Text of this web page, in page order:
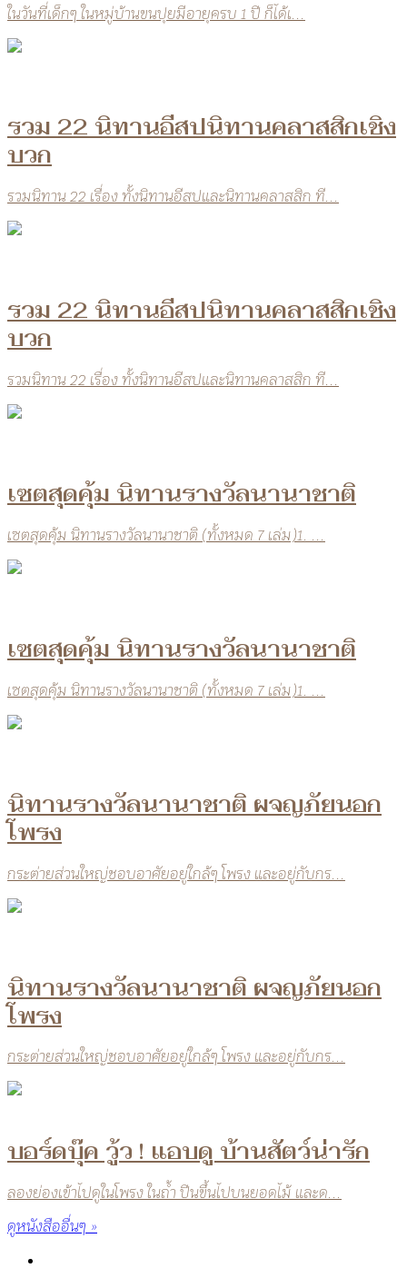
ในวันที่เด็กๆ ในหมู่บ้านขนปุยมีอายุครบ 1 ปี ก็ได้เ...
รวม 22 นิทานอีสปนิทานคลาสสิกเชิง
บวก
รวมนิทาน 22 เรื่อง ทั้งนิทานอีสปและนิทานคลาสสิก ที...
รวม 22 นิทานอีสปนิทานคลาสสิกเชิง
บวก
รวมนิทาน 22 เรื่อง ทั้งนิทานอีสปและนิทานคลาสสิก ที...
เซตสุดคุ้ม นิทานรางวัลนานาชาติ
เซตสุดคุ้ม นิทานรางวัลนานาชาติ (ทั้งหมด 7 เล่ม)1. ...
เซตสุดคุ้ม นิทานรางวัลนานาชาติ
เซตสุดคุ้ม นิทานรางวัลนานาชาติ (ทั้งหมด 7 เล่ม)1. ...
นิทานรางวัลนานาชาติ ผจญภัยนอก
โพรง
กระต่ายส่วนใหญ่ชอบอาศัยอยู่ใกล้ๆ โพรง และอยู่กับกร...
นิทานรางวัลนานาชาติ ผจญภัยนอก
โพรง
กระต่ายส่วนใหญ่ชอบอาศัยอยู่ใกล้ๆ โพรง และอยู่กับกร...
บอร์ดบุ๊ค วู้ว ! แอบดู บ้านสัตว์น่ารัก
ลองย่องเข้าไปดูในโพรง ในถ้ำ ปีนขึ้นไปบนยอดไม้ และด...
ดูหนังสืออื่นๆ »